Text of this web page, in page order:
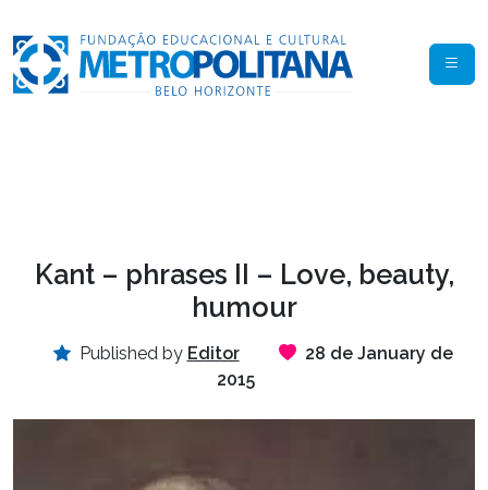
Kant – phrases II – Love, beauty,
humour
Published by Editor
28 de January de
2015